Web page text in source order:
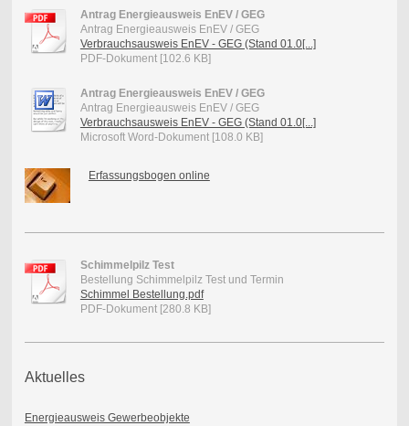
Antrag Energieausweis EnEV / GEG
Antrag Energieausweis EnEV / GEG
Verbrauchsausweis EnEV - GEG (Stand 01.0[...]
PDF-Dokument [102.6 KB]
Antrag Energieausweis EnEV / GEG
Antrag Energieausweis EnEV / GEG
Verbrauchsausweis EnEV - GEG (Stand 01.0[...]
Microsoft Word-Dokument [108.0 KB]
Erfassungsbogen online
Schimmelpilz Test
Bestellung Schimmelpilz Test und Termin
Schimmel Bestellung.pdf
PDF-Dokument [280.8 KB]
Aktuelles
Energieausweis Gewerbeobjekte